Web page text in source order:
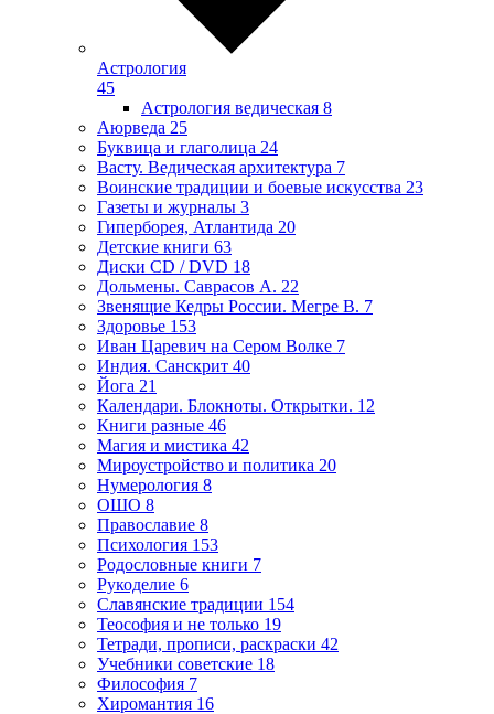
Астрология
45
Астрология ведическая 8
Аюрведа 25
Буквица и глаголица 24
Васту. Ведическая архитектура 7
Воинские традиции и боевые искусства 23
Газеты и журналы 3
Гиперборея, Атлантида 20
Детские книги 63
Диски CD / DVD 18
Дольмены. Саврасов А. 22
Звенящие Кедры России. Мегре В. 7
Здоровье 153
Иван Царевич на Сером Волке 7
Индия. Санскрит 40
Йога 21
Календари. Блокноты. Открытки. 12
Книги разные 46
Магия и мистика 42
Мироустройство и политика 20
Нумерология 8
ОШО 8
Православие 8
Психология 153
Родословные книги 7
Рукоделие 6
Славянские традиции 154
Теософия и не только 19
Тетради, прописи, раскраски 42
Учебники советские 18
Философия 7
Хиромантия 16